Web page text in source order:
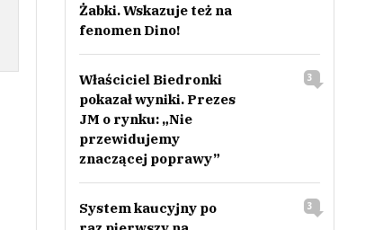
Żabki. Wskazuje też na
fenomen Dino!
Właściciel Biedronki
pokazał wyniki. Prezes
JM o rynku: „Nie
przewidujemy
znaczącej poprawy”
3
System kaucyjny po
3